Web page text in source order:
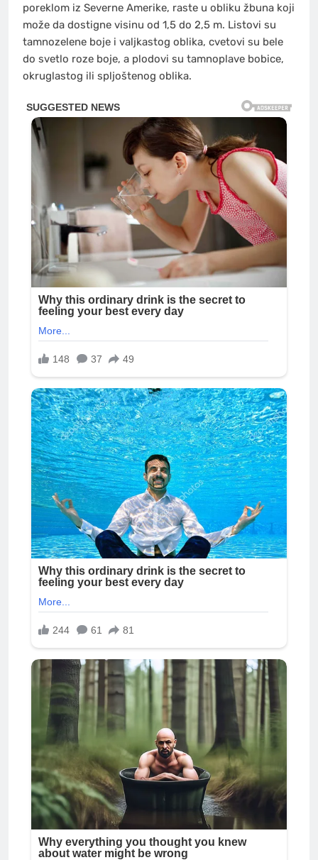
poreklom iz Severne Amerike, raste u obliku žbuna koji
može da dostigne visinu od 1,5 do 2,5 m. Listovi su
tamnozelene boje i valjkastog oblika, cvetovi su bele
do svetlo roze boje, a plodovi su tamnoplave bobice,
okruglastog ili spljoštenog oblika.